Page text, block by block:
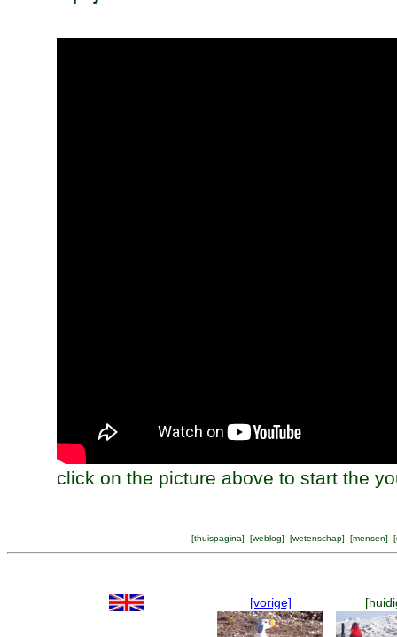
click on the picture above to start the
[thuispagina] [weblog] [wetenschap] [mensen] [
[vorige]